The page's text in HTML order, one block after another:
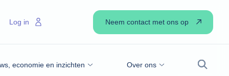
economie en inzichten Over ons
Zoek
Log in Neem contact met ons op